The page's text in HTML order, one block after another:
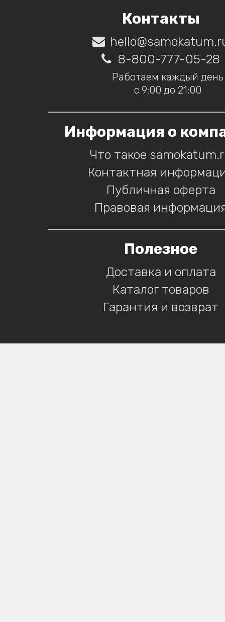
Контакты
8-800-777-05-28
Работаем каждый день
с 9:00 до 21:00
Информация о
Что такое
Контактная
Публичная оферта
Правовая
Полезное
Доставка и оплата
Каталог товаров
Гарантия и возврат